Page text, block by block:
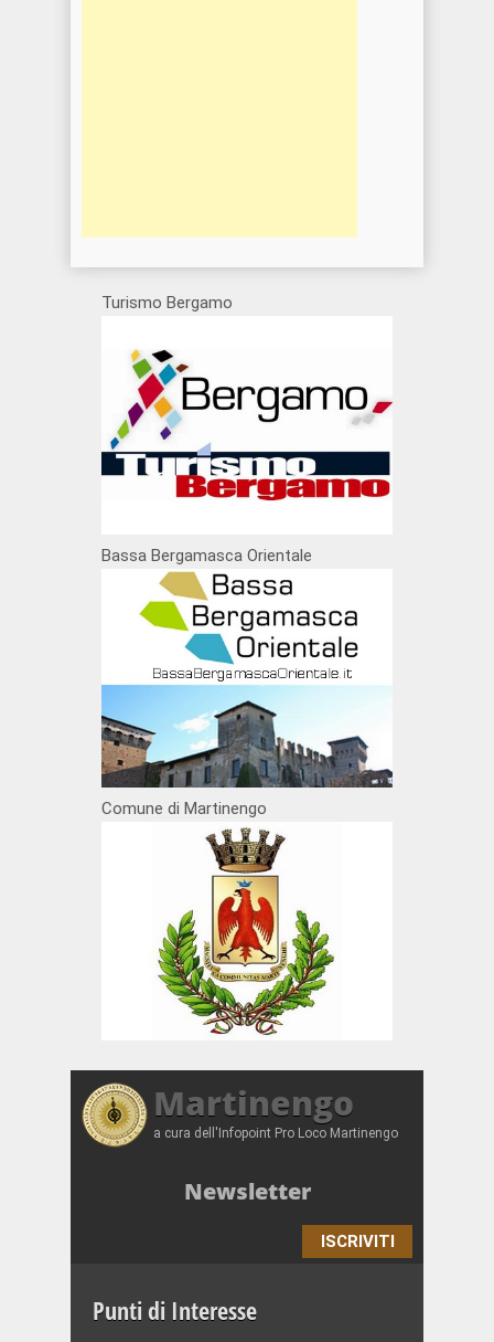
Turismo Bergamo
Bassa Bergamasca Orientale
Comune di Martinengo
Martinengo
a cura dell'Infopoint Pro Loco Martinengo
Newsletter
ISCRIVITI
Punti di Interesse